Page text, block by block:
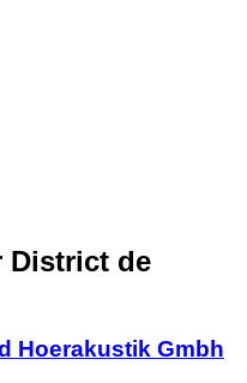
District de
Hoerakustik Gmbh